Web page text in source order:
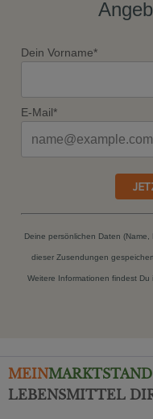
Dein Vorname*
E-Mail*
Deine persönlichen Daten
dieser Zusendungen
Weitere Informationen findest Du
MEINMARKTSTAND
LEBENSMITTEL